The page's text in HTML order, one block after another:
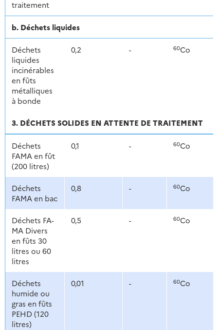
traitement
b. Déchets liquides
Déchets
liquides
incinérables
en fûts
métalliques
à bonde
0,2 - 60Co
3. DÉCHETS SOLIDES EN ATTENTE DE TRAITEMENT
Déchets
FAMA en fût
(200 litres)
0,1 - 60Co
Déchets
FAMA en bac
0,8 - 60Co
Déchets FA-
MA Divers
en fûts 30
litres ou 60
litres
0,5 - 60Co
Déchets
humide ou
gras en fûts
PEHD (120
litres)
0,01 - 60Co